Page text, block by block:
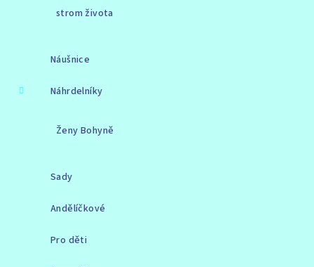
strom života
Náušnice
Náhrdelníky
Ženy Bohyně
Sady
Andělíčkové
Pro děti